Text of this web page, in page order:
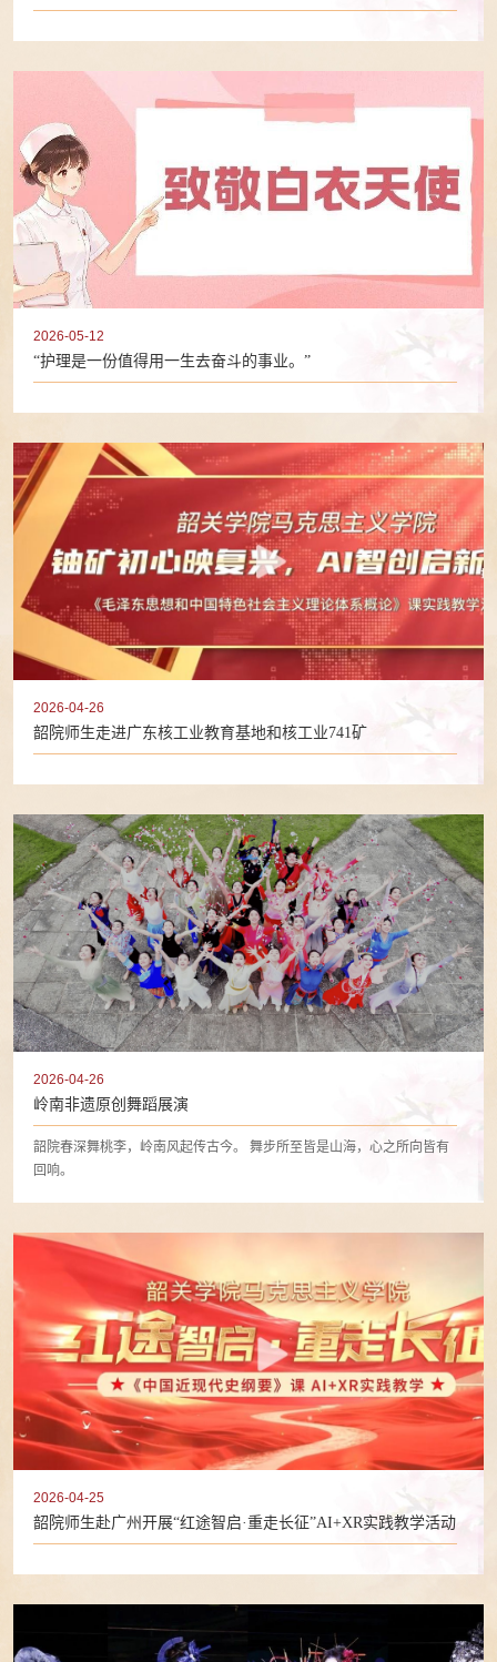
2026-05-12
“护理是一份值得用一生去奋斗的事业。”
2026-04-26
韶院师生走进广东核工业教育基地和核工业741矿
2026-04-26
岭南非遗原创舞蹈展演
韶院春深舞桃李，岭南风起传古今。 舞步所至皆是山海，心之所向皆有
回响。
2026-04-25
韶院师生赴广州开展“红途智启·重走长征”AI+XR实践教学活动